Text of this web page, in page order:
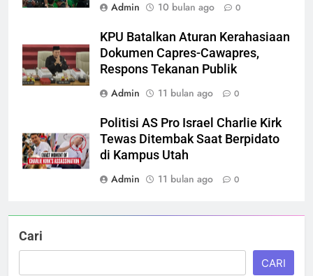
Admin
10 bulan ago 0
KPU Batalkan Aturan Kerahasiaan
Dokumen Capres-Cawapres,
Respons Tekanan Publik
Admin
11 bulan ago 0
Politisi AS Pro Israel Charlie Kirk
Tewas Ditembak Saat Berpidato
di Kampus Utah
Admin
11 bulan ago 0
Cari
CARI